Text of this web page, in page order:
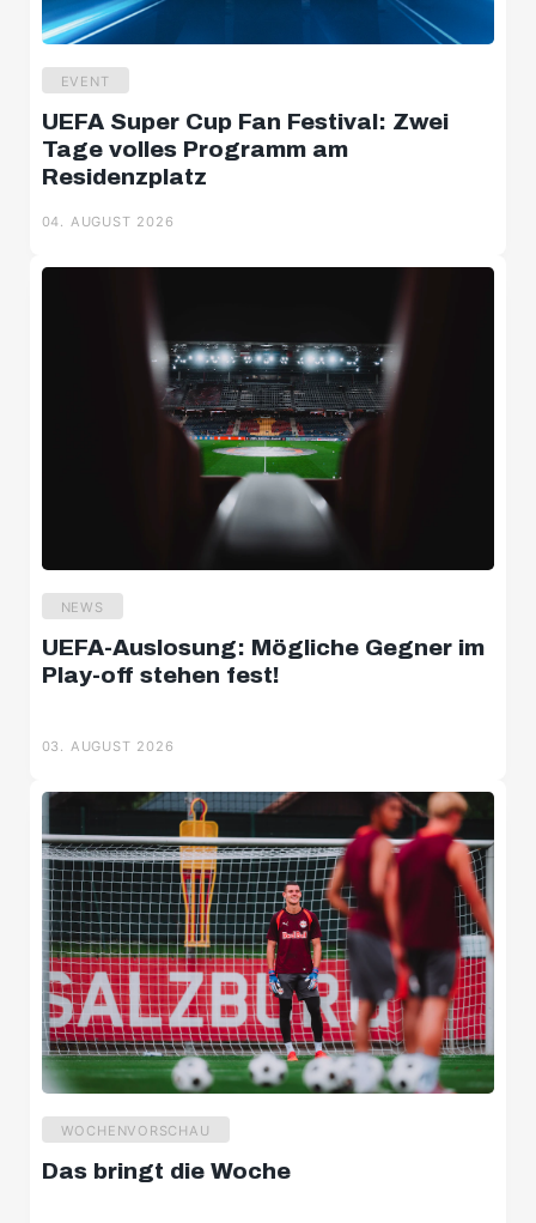
EVENT
UEFA Super Cup Fan Festival: Zwei
Tage volles Programm am
Residenzplatz
04. AUGUST 2026
NEWS
UEFA-Auslosung: Mögliche Gegner im
Play-off stehen fest!
03. AUGUST 2026
WOCHENVORSCHAU
Das bringt die Woche